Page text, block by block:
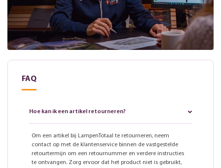
FAQ
Hoe kan ik een artikel retourneren?
Om een artikel bij LampenTotaal te retourneren, neem
contact op met de klantenservice binnen de vastgestelde
retourtermijn om een retournummer en verdere instructies
te ontvangen. Zorg ervoor dat het product niet is gebruikt,